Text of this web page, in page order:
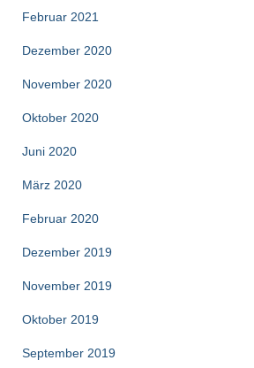
Februar 2021
Dezember 2020
November 2020
Oktober 2020
Juni 2020
März 2020
Februar 2020
Dezember 2019
November 2019
Oktober 2019
September 2019